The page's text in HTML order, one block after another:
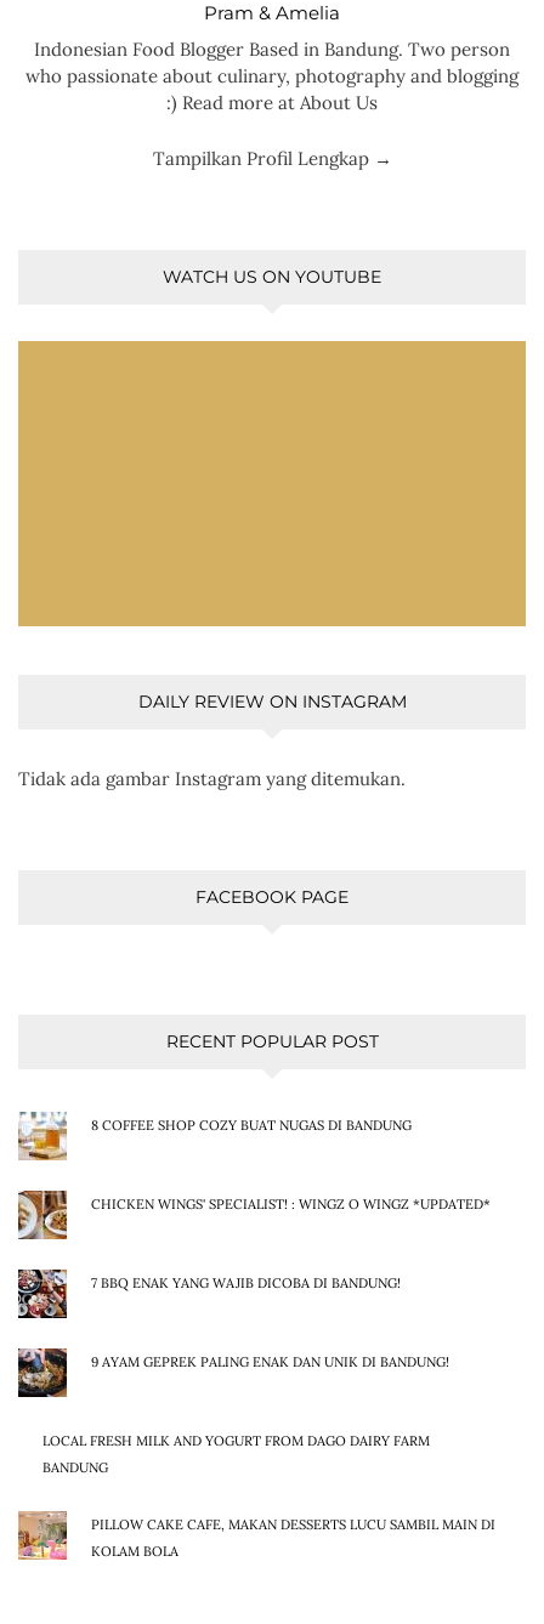
Pram & Amelia
Indonesian Food Blogger Based in Bandung. Two person
who passionate about culinary, photography and blogging
:) Read more at About Us
Tampilkan Profil Lengkap →
WATCH US ON YOUTUBE
DAILY REVIEW ON INSTAGRAM
Tidak ada gambar Instagram yang ditemukan.
FACEBOOK PAGE
RECENT POPULAR POST
8 COFFEE SHOP COZY BUAT NUGAS DI BANDUNG
CHICKEN WINGS' SPECIALIST! : WINGZ O WINGZ *UPDATED*
7 BBQ ENAK YANG WAJIB DICOBA DI BANDUNG!
9 AYAM GEPREK PALING ENAK DAN UNIK DI BANDUNG!
LOCAL FRESH MILK AND YOGURT FROM DAGO DAIRY FARM
BANDUNG
PILLOW CAKE CAFE, MAKAN DESSERTS LUCU SAMBIL MAIN DI
KOLAM BOLA